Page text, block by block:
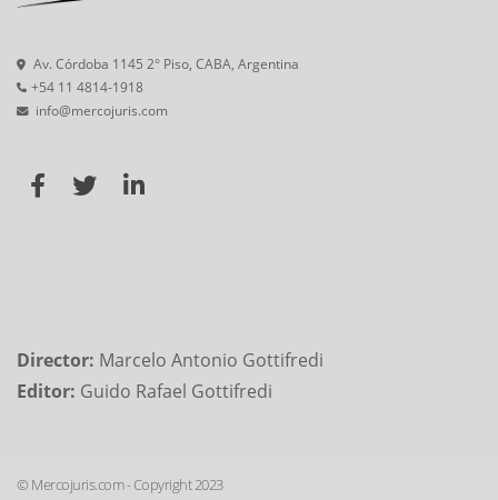
Av. Córdoba 1145 2° Piso, CABA, Argentina
+54 11 4814-1918
info@mercojuris.com
Director: Marcelo Antonio Gottifredi
Editor: Guido Rafael Gottifredi
© Mercojuris.com - Copyright 2023